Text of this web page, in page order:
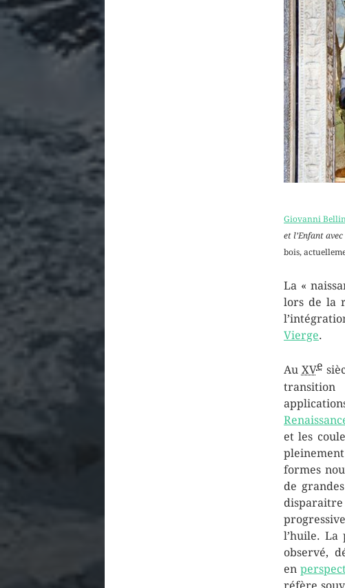
Giovanni
et l’Enfant
bois,
La «
lors de la
Vierge.
Au XVe
et les
formes
de
disparaitre
l’huile. La
observé,
en